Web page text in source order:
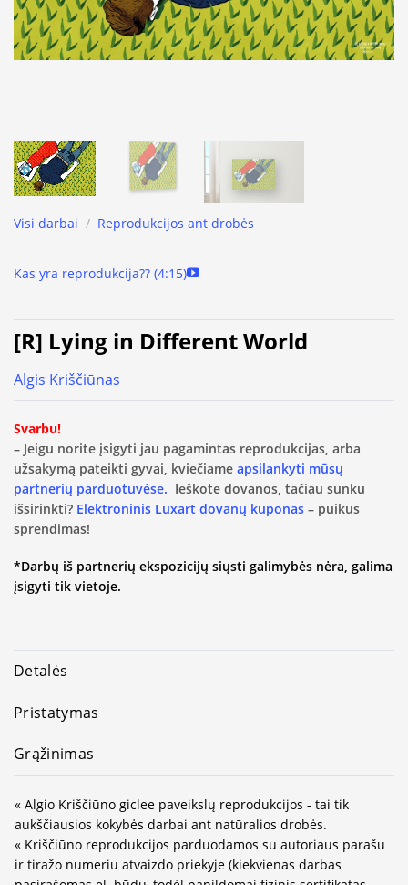
Visi darbai / Reprodukcijos ant drobės
Kas yra reprodukcija?? (4:15)
[R] Lying in Different World
Algis Kriščiūnas
Svarbu!
– Jeigu norite įsigyti jau pagamintas reprodukcijas, arba
užsakymą pateikti gyvai, kviečiame apsilankyti mūsų
partnerių parduotuvėse. Ieškote dovanos, tačiau sunku
išsirinkti? Elektroninis Luxart dovanų kuponas – puikus
sprendimas!
*Darbų iš partnerių ekspozicijų siųsti galimybės nėra, galima
įsigyti tik vietoje.
Detalės
Pristatymas
Grąžinimas
« Algio Kriščiūno giclee paveikslų reprodukcijos - tai tik
aukščiausios kokybės darbai ant natūralios drobės.
« Kriščiūno reprodukcijos parduodamos su autoriaus parašu
ir tiražo numeriu atvaizdo priekyje (kiekvienas darbas